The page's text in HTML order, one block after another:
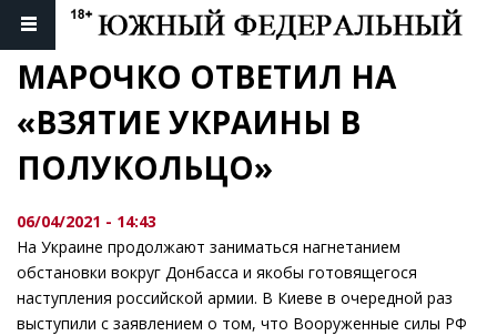
МАРОЧКО ОТВЕТИЛ НА
«ВЗЯТИЕ УКРАИНЫ В
ПОЛУКОЛЬЦО»
06/04/2021 - 14:43
На Украине продолжают заниматься нагнетанием
обстановки вокруг Донбасса и якобы готовящегося
наступления российской армии. В Киеве в очередной раз
выступили с заявлением о том, что Вооруженные силы РФ